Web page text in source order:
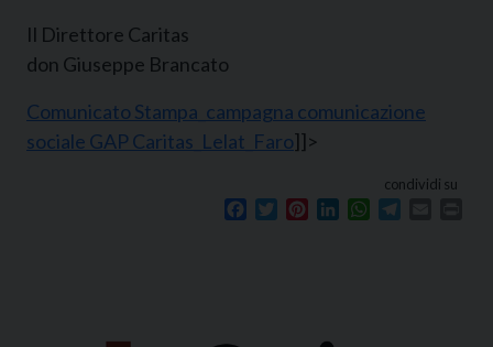
Il Direttore Caritas
don Giuseppe Brancato
Comunicato Stampa_campagna comunicazione
sociale GAP Caritas_Lelat_Faro]]>
condividi su
Facebook
TwitterPinterestLinkedInWhatsApp